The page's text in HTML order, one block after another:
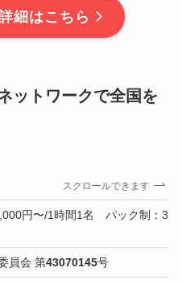
細はこちら
ットワークで全国を
スクロールできます
円〜/1時間1名 パック制：
員会 第43070145号